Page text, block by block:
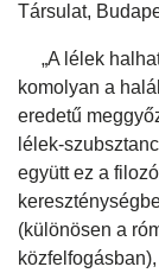
Társulat,
„A lélek
komolyan a
eredetű
lélek-
együtt ez a
(különösen a